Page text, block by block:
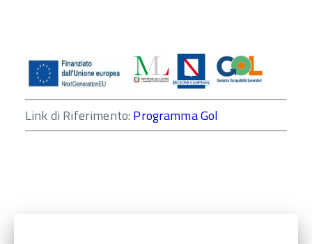
Link di Riferimento: Programma Gol